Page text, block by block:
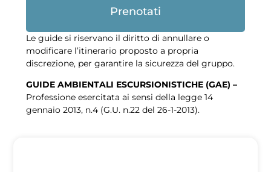
Prenotati
Le guide si riservano il diritto di annullare o
modificare l’itinerario proposto a propria
discrezione, per garantire la sicurezza del gruppo.
GUIDE AMBIENTALI ESCURSIONISTICHE (GAE) –
Professione esercitata ai sensi della legge 14
gennaio 2013, n.4 (G.U. n.22 del 26-1-2013).